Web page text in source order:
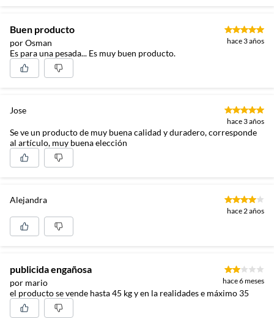
Buen producto
por Osman hace 3 años
Es para una pesada... Es muy buen producto.
Jose
hace 3 años
Se ve un producto de muy buena calidad y duradero, corresponde
al artículo, muy buena elección
Alejandra
hace 2 años
publicida engañosa
por mario hace 6 meses
el producto se vende hasta 45 kg y en la realidades e máximo 35